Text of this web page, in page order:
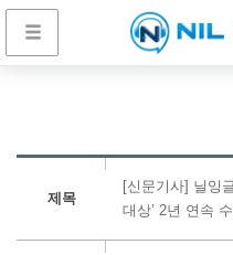
제목
[신문기사] 닐잉
대상’ 2년 연속